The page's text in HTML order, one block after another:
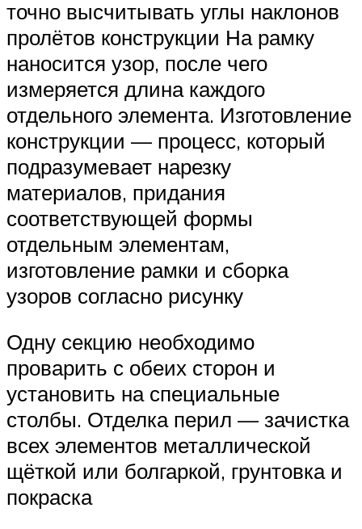
точно высчитывать углы наклонов
пролётов конструкции На рамку
наносится узор, после чего
измеряется длина каждого
отдельного элемента. Изготовление
конструкции — процесс, который
подразумевает нарезку
материалов, придания
соответствующей формы
отдельным элементам,
изготовление рамки и сборка
узоров согласно рисунку
Одну секцию необходимо
проварить с обеих сторон и
установить на специальные
столбы. Отделка перил — зачистка
всех элементов металлической
щёткой или болгаркой, грунтовка и
покраска